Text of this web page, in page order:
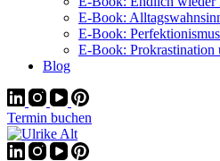
E-Book:
E-Book:
E-Book: Prokrastination
Blog
Termin buchen